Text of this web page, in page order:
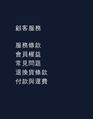
顧客服務
服務條款
會員權益
常見問題
退換貨條款
付款與運費